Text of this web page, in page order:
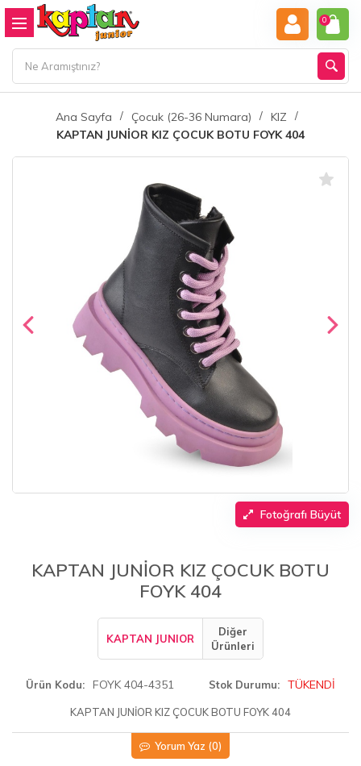
0
Ana Sayfa Çocuk (26-36 Numara)
KIZ
KAPTAN JUNİOR KIZ ÇOCUK BOTU FOYK 404
Fotoğrafı Büyüt
KAPTAN JUNİOR KIZ ÇOCUK BOTU
FOYK 404
KAPTAN JUNIOR
Diğer
Ürünleri
Ürün Kodu FOYK 404-4351 Stok Durumu TÜKENDİ
KAPTAN JUNİOR KIZ ÇOCUK BOTU FOYK 404
Yorum Yaz (0)